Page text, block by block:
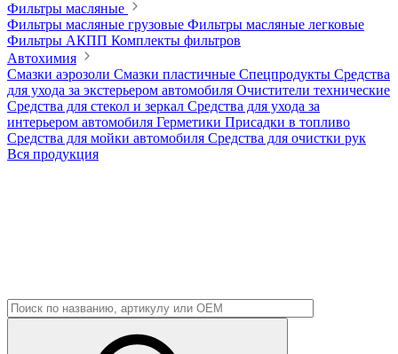
Фильтры масляные
Фильтры масляные грузовые Фильтры масляные легковые
Фильтры АКПП Комплекты фильтров
Автохимия
Смазки аэрозоли Смазки пластичные Спецпродукты Средства
для ухода за экстерьером автомобиля Очистители технические
Средства для стекол и зеркал Средства для ухода за
интерьером автомобиля Герметики Присадки в топливо
Средства для мойки автомобиля Средства для очистки рук
Вся продукция